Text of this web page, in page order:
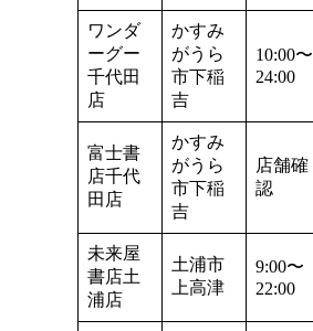
ワンダ
ーグー
千代田
店
かすみ
がうら
市下稲
吉
10:00〜
24:00
富士書
店千代
田店
かすみ
がうら
市下稲
吉
店舗確
認
未来屋
書店土
浦店
土浦市
上高津
9:00〜
22:00